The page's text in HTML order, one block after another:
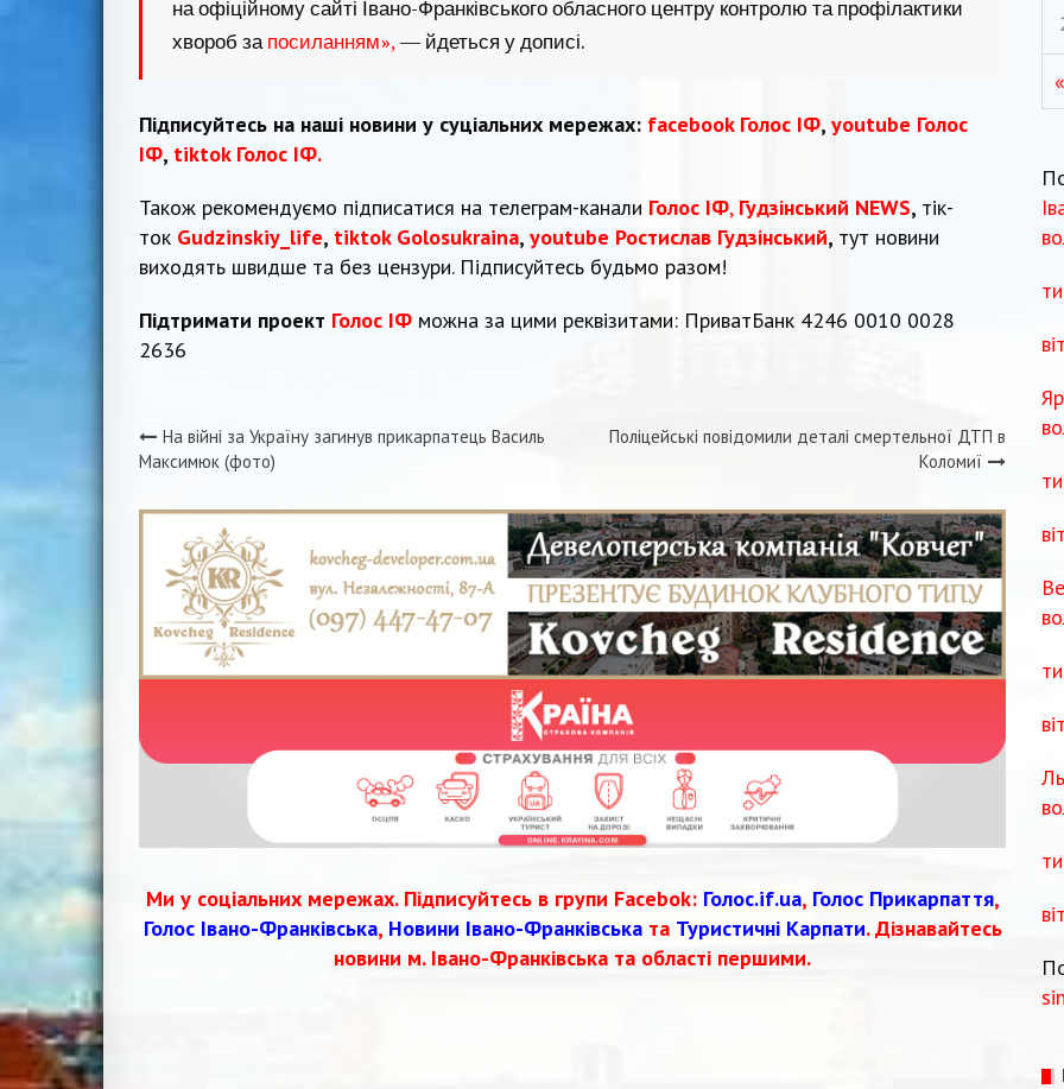
на офіційному сайті Івано-Франківського обласного центру контролю та профілактики
хвороб за посиланням», — йдеться у дописі.
Підписуйтесь на наші новини у суціальних мережах: facebook Голос ІФ, youtube Голос
ІФ, tiktok Голос ІФ.
Також рекомендуємо підписатися на телеграм-канали Голос ІФ, Гудзінський NEWS, тік-
ток Gudzinskiy_life, tiktok Golosukraina, youtube Ростислав Гудзінський, тут новини
виходять швидше та без цензури. Підписуйтесь будьмо разом!
Підтримати проект Голос ІФ можна за цими реквізитами: ПриватБанк 4246 0010 0028
2636
Навігація
записів
На війні за Україну загинув прикарпатець Василь
Максимюк (фото)
Поліцейські повідомили деталі смертельної ДТП в
Коломиї
Ми у соціальних мережах. Підписуйтесь в групи Facebok: Голос.if.ua, Голос Прикарпаття,
Голос Івано-Франківська, Новини Івано-Франківськата Туристичні Карпати. Дізнавайтесь
новини м. Івано-Франківська та області першими.